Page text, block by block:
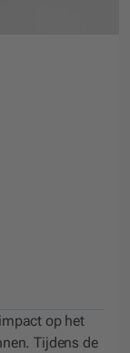
op het
Tijdens de